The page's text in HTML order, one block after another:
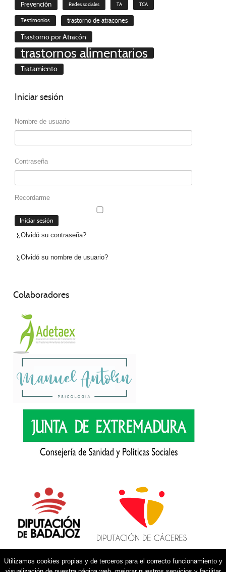
Prevención Redes sociales TA TCA
Testimonios trastorno de atracones
Trastorno por Atracón
trastornos alimentarios
Tratamiento
Iniciarsesión
Nombre de usuario
Contraseña
Recordarme
¿Olvidó su contraseña?
¿Olvidó su nombre de usuario?
Colaboradores
Utilizamos cookies propias y de terceros para el correcto funcionamiento y